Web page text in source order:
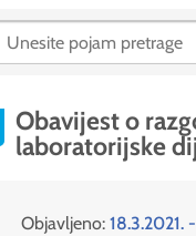
Obavijest o
laboratorijske
Objavljeno: 18.3.2021.